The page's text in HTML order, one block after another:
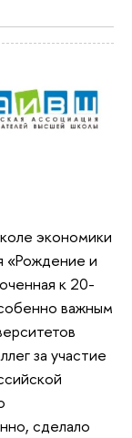
экономики
«Рождение и
к 20-
важным
за участие
сделало